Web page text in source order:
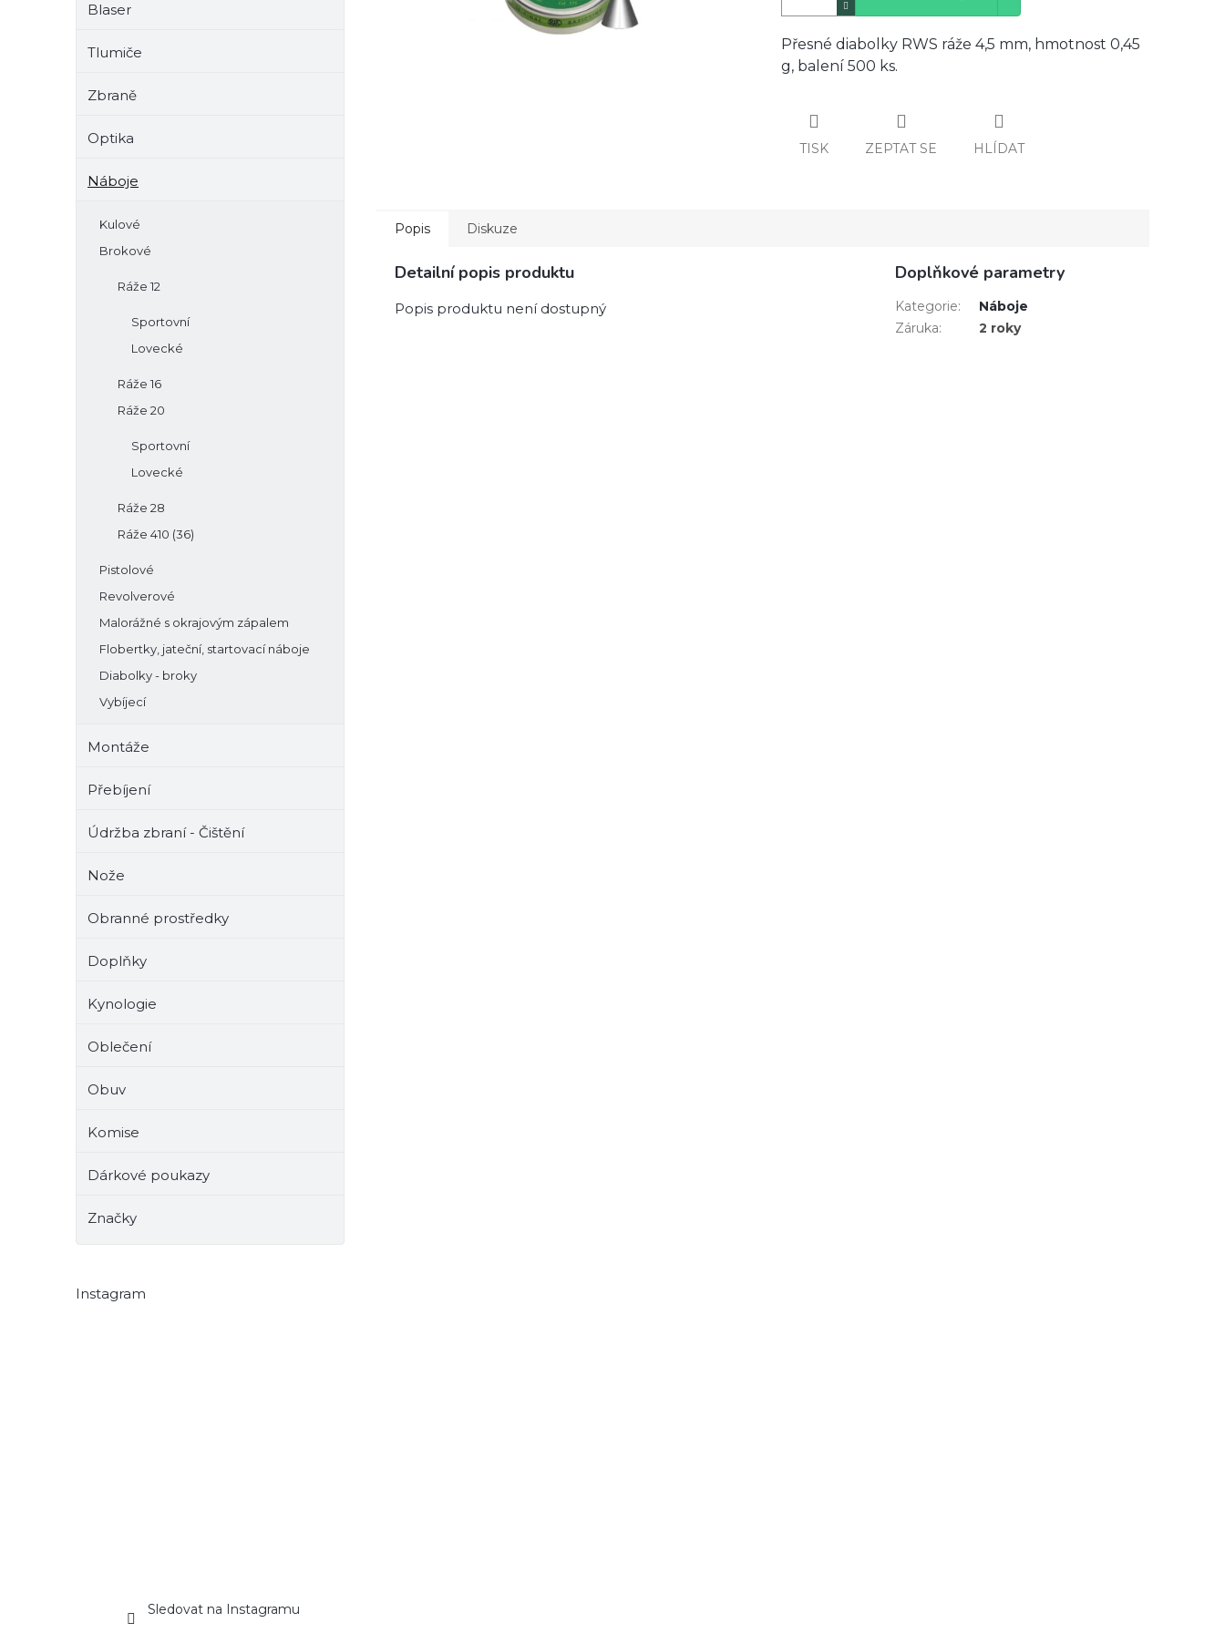
Blaser
Tlumiče
Zbraně
Optika
Náboje
Kulové
Brokové
Ráže 12
Sportovní
Lovecké
Ráže 16
Ráže 20
Sportovní
Lovecké
Ráže 28
Ráže 410 (36)
Pistolové
Revolverové
Malorážné s okrajovým zápalem
Flobertky, jateční, startovací náboje
Diabolky - broky
Vybíjecí
Montáže
Přebíjení
Údržba zbraní - Čištění
Nože
Obranné prostředky
Doplňky
Kynologie
Oblečení
Obuv
Komise
Dárkové poukazy
Značky
Instagram
Sledovat na Instagramu
Přesné diabolky RWS ráže 4,5 mm, hmotnost 0,45
g, balení 500 ks.
TISK ZEPTAT SE HLÍDAT
Popis Diskuze
Detailní popis produktu
Popis produktu není dostupný
Doplňkové parametry
Kategorie:
Náboje
Záruka: 2 roky